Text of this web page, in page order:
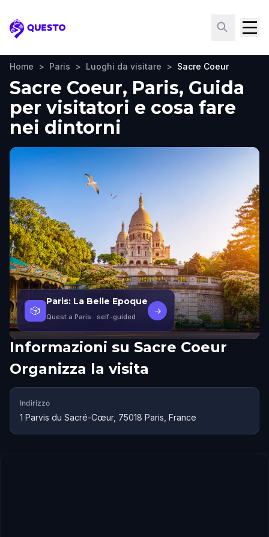
Questo
Home > Paris > Luoghi da visitare > Sacre Coeur
Sacre Coeur, Paris, Guida
per visitatori e cosa fare
nei dintorni
🎲
Paris: La Belle Epoque
Quest a Paris · self-guided
→
Informazioni su Sacre Coeur
Organizza la visita
Indirizzo
1 Parvis du Sacré-Cœur, 75018 Paris, France